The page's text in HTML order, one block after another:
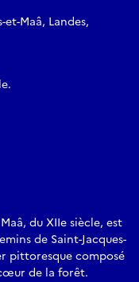
et-Maâ, Landes,
du XIIe siècle, est
de Saint-Jacques-
pittoresque composé
de la forêt.